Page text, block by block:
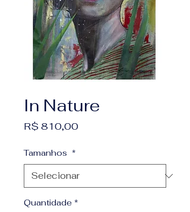
In Nature
R$ 810,00Preço
Tamanhos *
Quantidade *